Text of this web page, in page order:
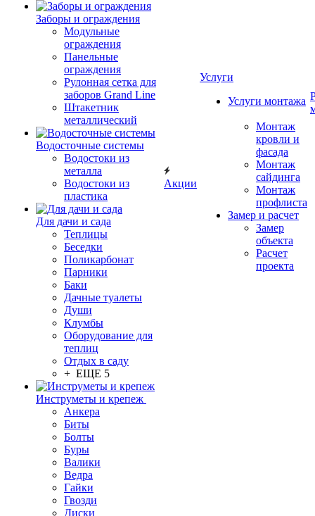
Заборы и ограждения
Модульные
ограждения
Панельные
ограждения
Рулонная сетка для
заборов Grand Line
Штакетник
металлический
Водосточные системы
Водостоки из
металла
Водостоки из
пластика
Для дачи и сада
Теплицы
Беседки
Поликарбонат
Парники
Баки
Дачные туалеты
Души
Клумбы
Оборудование для
теплиц
Отдых в саду
+ ЕЩЕ 5
Инструметы и крепеж
Анкера
Биты
Болты
Буры
Валики
Ведра
Гайки
Гвозди
Диски
Акции
Услуги
Услуги монтажа
Монтаж
кровли и
фасада
Монтаж
сайдинга
Монтаж
профлиста
Замер и расчет
Замер
объекта
Расчет
проекта